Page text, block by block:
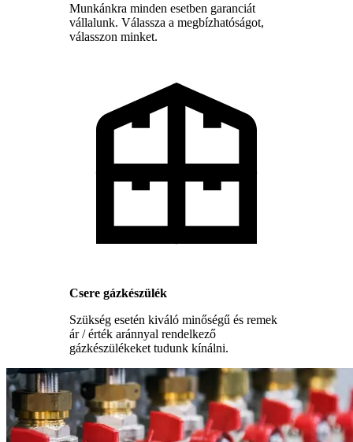
Munkánkra minden esetben garanciát
vállalunk. Válassza a megbízhatóságot,
válasszon minket.
Csere gázkészülék
Szükség esetén kiváló minőségű és remek
ár / érték aránnyal rendelkező
gázkészülékeket tudunk kínálni.